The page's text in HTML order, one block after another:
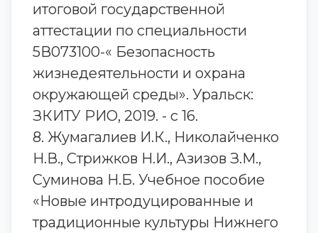
итоговой государственной
аттестации по специальности
5В073100-« Безопасность
жизнедеятельности и охрана
окружающей среды». Уральск:
ЗКИТУ РИО, 2019. - с 16.
8. Жумагалиев И.К., Николайченко
Н.В., Стрижков Н.И., Азизов З.М.,
Суминова Н.Б. Учебное пособие
«Новые интродуцированные и
традиционные культуры Нижнего